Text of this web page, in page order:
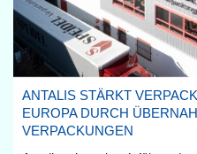
ANTALIS STÄRKT
EUROPA DURCH
VERPACKUNGEN